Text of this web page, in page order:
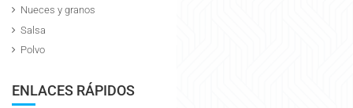
Nueces y granos
Salsa
Polvo
ENLACES RÁPIDOS